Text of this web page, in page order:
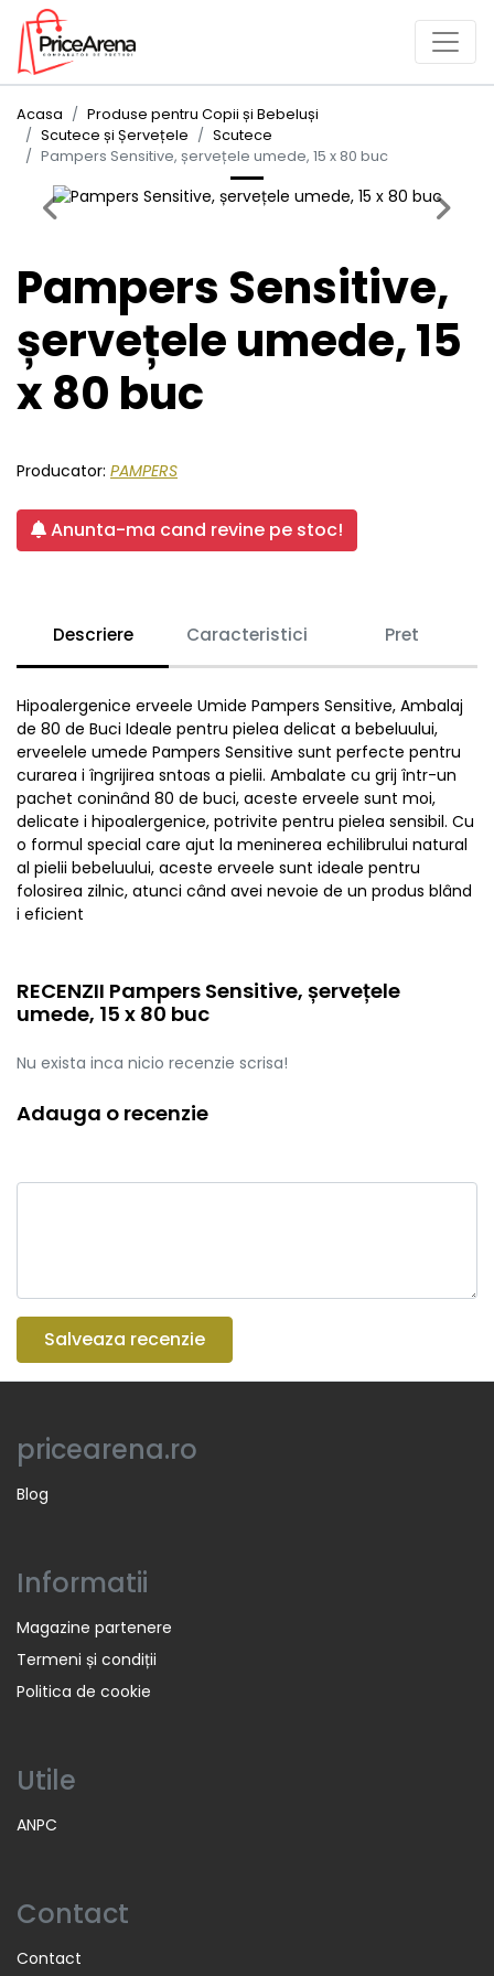
Acasa
Produse pentru Copii și Bebeluși
Scutece și Șervețele
Scutece
Pampers Sensitive, șervețele umede, 15 x 80 buc
Previous Next
Pampers Sensitive,
șervețele umede, 15
x 80 buc
Producator: PAMPERS
Anunta-ma cand revine pe stoc!
Descriere Caracteristici Pret
Hipoalergenice erveele Umide Pampers Sensitive, Ambalaj
de 80 de Buci Ideale pentru pielea delicat a bebeluului,
erveelele umede Pampers Sensitive sunt perfecte pentru
curarea i îngrijirea sntoas a pielii. Ambalate cu grij într-un
pachet coninând 80 de buci, aceste erveele sunt moi,
delicate i hipoalergenice, potrivite pentru pielea sensibil. Cu
o formul special care ajut la meninerea echilibrului natural
al pielii bebeluului, aceste erveele sunt ideale pentru
folosirea zilnic, atunci când avei nevoie de un produs blând
i eficient
RECENZII Pampers Sensitive, șervețele
umede, 15 x 80 buc
Nu exista inca nicio recenzie scrisa!
Adauga o recenzie
Salveaza recenzie
pricearena.ro
Blog
Informatii
Magazine partenere
Termeni și condiții
Politica de cookie
Utile
ANPC
Contact
Contact